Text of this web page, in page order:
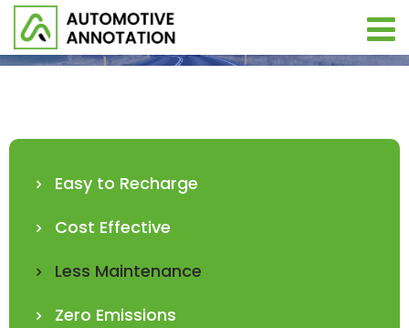
Less Maintenance
Easy to Recharge
Cost Effective
Less Maintenance
Zero Emissions